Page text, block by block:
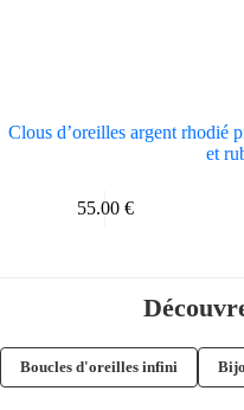
Clous d’oreilles argent rhodié
et
55.00 €
Boucles d'oreilles infini